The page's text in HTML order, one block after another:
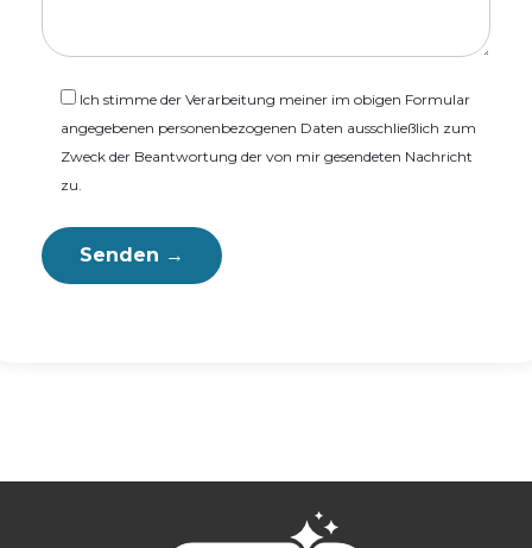
Ich stimme der Verarbeitung meiner im obigen Formular
angegebenen personenbezogenen Daten ausschließlich zum
Zweck der Beantwortung der von mir gesendeten Nachricht
zu.